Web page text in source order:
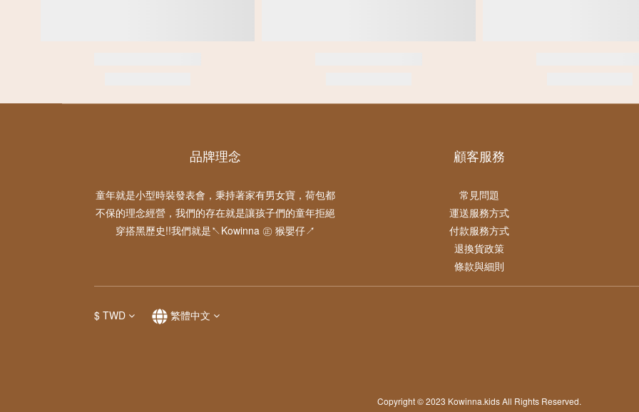
品牌理念
童年就是小型時裝發表會，秉持著家有男女寶，荷包都
不保的理念經營，我們的存在就是讓孩子們的童年拒絕
穿搭黑歷史!!我們就是↖Kowinna ㊣ 猴嬰仔↗
顧客服務
常見問題
運送服務方式
付款服務方式
退換貨政策
條款與細則
$ TWD 繁體中文
Copyright © 2023 Kowinna.kids All Rights Reserved.